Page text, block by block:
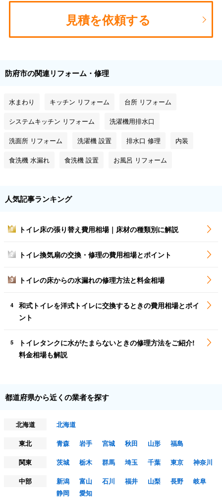
見積を依頼する
防府市の関連リフォーム・修理
水まわり キッチン リフォーム 台所 リフォーム
システムキッチン リフォーム 洗濯機用排水口
洗面所 リフォーム 洗濯機 設置 排水口 修理 内装
食洗機 水漏れ 食洗機 設置 お風呂 リフォーム
人気記事ランキング
1 トイレ床の張り替え費用相場｜床材の種類別に解説
2 トイレ換気扇の交換・修理の費用相場とポイント
3 トイレの床からの水漏れの修理方法と料金相場
4
和式トイレを洋式トイレに交換するときの費用相場とポイ
ント
5
トイレタンクに水がたまらないときの修理方法をご紹介!
料金相場も解説
都道府県から近くの業者を探す
北海道
北海道
東北
青森 岩手 宮城 秋田 山形
福島
関東
茨城 栃木 群馬 埼玉 千葉 東京
神奈川
中部
新潟 富山 石川 福井 山梨 長野
岐阜
静岡
愛知